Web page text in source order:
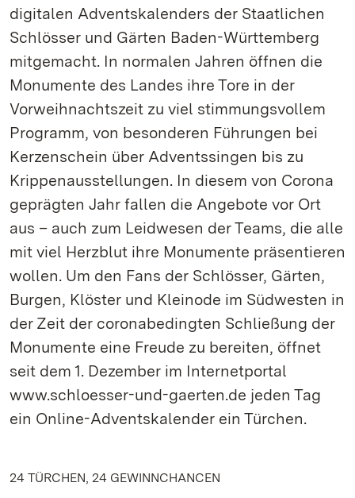
digitalen Adventskalenders der Staatlichen
Schlösser und Gärten Baden-Württemberg
mitgemacht. In normalen Jahren öffnen die
Monumente des Landes ihre Tore in der
Vorweihnachtszeit zu viel stimmungsvollem
Programm, von besonderen Führungen bei
Kerzenschein über Adventssingen bis zu
Krippenausstellungen. In diesem von Corona
geprägten Jahr fallen die Angebote vor Ort
aus – auch zum Leidwesen der Teams, die alle
mit viel Herzblut ihre Monumente präsentieren
wollen. Um den Fans der Schlösser, Gärten,
Burgen, Klöster und Kleinode im Südwesten in
der Zeit der coronabedingten Schließung der
Monumente eine Freude zu bereiten, öffnet
seit dem 1. Dezember im Internetportal
www.schloesser-und-gaerten.de jeden Tag
ein Online-Adventskalender ein Türchen.
24 TÜRCHEN, 24 GEWINNCHANCEN